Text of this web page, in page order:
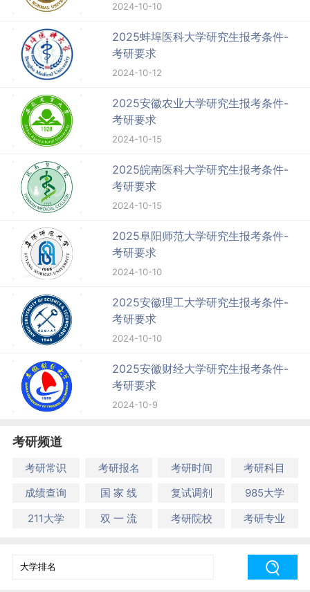
2024-10-10
2025蚌埠医科大学研究生报考条件-
考研要求
2024-10-12
2025安徽农业大学研究生报考条件-
考研要求
2024-10-15
2025皖南医科大学研究生报考条件-
考研要求
2024-10-15
2025阜阳师范大学研究生报考条件-
考研要求
2024-10-10
2025安徽理工大学研究生报考条件-
考研要求
2024-10-10
2025安徽财经大学研究生报考条件-
考研要求
2024-10-9
考研频道
考研常识 考研报名 考研时间
考研科目
成绩查询
国 家 线 复试调剂
985大学
211大学
双 一 流 考研院校 考研专业